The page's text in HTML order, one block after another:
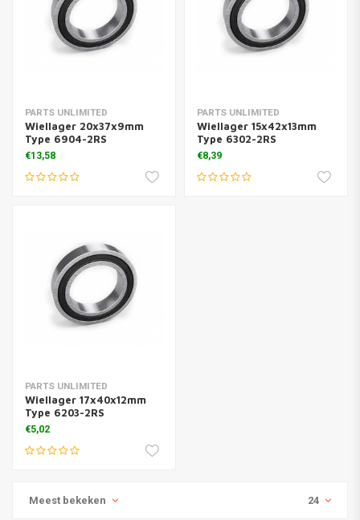
PARTS UNLIMITED
Wiellager 20x37x9mm
Type 6904-2RS
€13,58
PARTS UNLIMITED
Wiellager 15x42x13mm
Type 6302-2RS
€8,39
PARTS UNLIMITED
Wiellager 17x40x12mm
Type 6203-2RS
€5,02
Meest bekeken 24